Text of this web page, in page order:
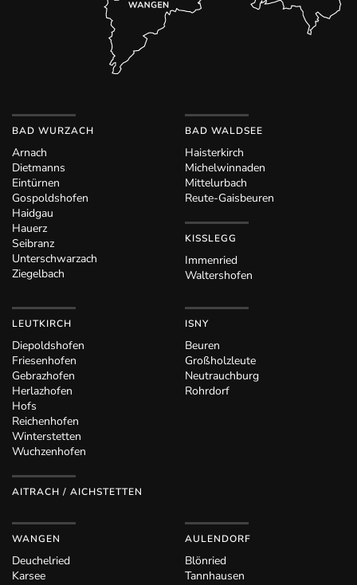
BAD WURZACH
Arnach
Dietmanns
Eintürnen
Gospoldshofen
Haidgau
Hauerz
Seibranz
Unterschwarzach
Ziegelbach
BAD WALDSEE
Haisterkirch
Michelwinnaden
Mittelurbach
Reute-Gaisbeuren
KISSLEGG
Immenried
Waltershofen
LEUTKIRCH
Diepoldshofen
Friesenhofen
Gebrazhofen
Herlazhofen
Hofs
Reichenhofen
Winterstetten
Wuchzenhofen
AITRACH / AICHSTETTEN
ISNY
Beuren
Großholzleute
Neutrauchburg
Rohrdorf
WANGEN
Deuchelried
Karsee
AULENDORF
Blönried
Tannhausen